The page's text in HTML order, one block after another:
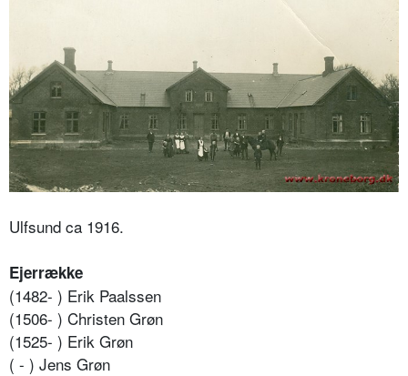
Ulfsund ca 1916.
Ejerrække
(1482- ) Erik Paalssen
(1506- ) Christen Grøn
(1525- ) Erik Grøn
( - ) Jens Grøn